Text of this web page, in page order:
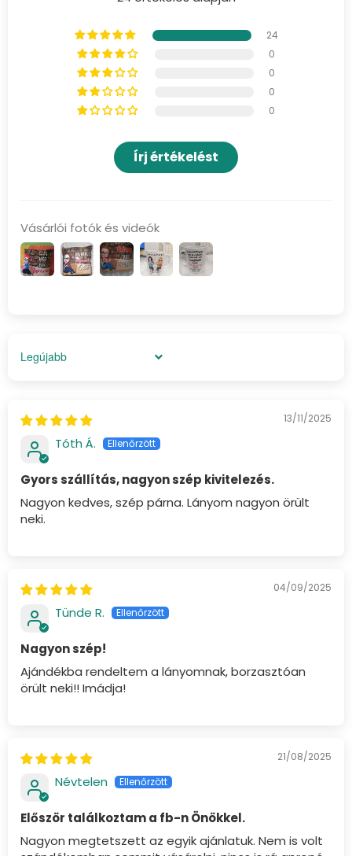
24
0
0
0
0
Írj értékelést
Vásárlói fotók és videók
Sort by
13/11/2025
Tóth Á.
Gyors szállítás, nagyon szép kivitelezés.
Nagyon kedves, szép párna. Lányom nagyon örült
neki.
04/09/2025
Tünde R.
Nagyon szép!
Ajándékba rendeltem a lányomnak, borzasztóan
örült neki!! Imádja!
21/08/2025
Névtelen
Először találkoztam a fb-n Önökkel.
Nagyon megtetszett az egyik ajánlatuk. Nem is volt